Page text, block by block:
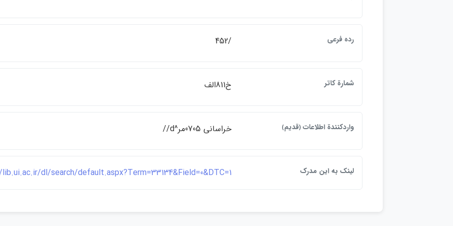
رده فرعي /452
شمارة كاتر خ811الف
واردكنندة اطلاعات ﴿قديم﴾ خراساني 0705مر^d//
لينک به اين مدرک dl/search/default.aspx?Term=33134&Field=0&DTC=1